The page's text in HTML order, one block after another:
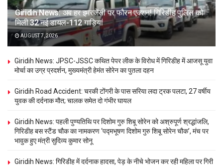
Giridih News: अब हर इमरजेंसी पर फौरन एक्शन! गिरिडीह पुलिस को
मिली 32 नई डायल-112 गाड़ियां
AUGUST 7, 2026
Giridih News: JPSC-JSSC कथित पेपर लीक के विरोध में गिरिडीह में आजसू युवा
मोर्चा का उग्र प्रदर्शन, मुख्यमंत्री हेमंत सोरेन का पुतला दहन
Giridih Road Accident: चरकी टोंगरी के पास सरिया लदा ट्रक पलटा, 27 वर्षीय
युवक की दर्दनाक मौत; चालक समेत दो गंभीर घायल
Giridih News: पहली पुण्यतिथि पर दिशोम गुरु शिबू सोरेन को अश्रुपूर्ण श्रद्धांजलि,
गिरिडीह बस स्टैंड चौक का नामकरण ‘पद्मभूषण दिशोम गुरु शिबू सोरेन चौक’, मंच पर
भावुक हुए मंत्री सुदिव्य कुमार सोनू
Giridih News: गिरिडीह में दर्दनाक हादसा, पेड़ के नीचे भोजन कर रही महिला पर गिरी